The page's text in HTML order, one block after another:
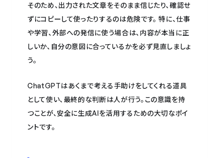
そのため、出力された文章をそのまま信じたり、確認せ
ずにコピーして使ったりするのは危険です。 特に、仕事
や学習、外部への発信に使う場合は、内容が本当に正
しいか、自分の意図に合っているかを必ず見直しましょ
う。
ChatGPTはあくまで考える手助けをしてくれる道具
として使い、最終的な判断は人が行う。この意識を持
つことが、安全に生成AIを活用するための大切なポイ
ントです。